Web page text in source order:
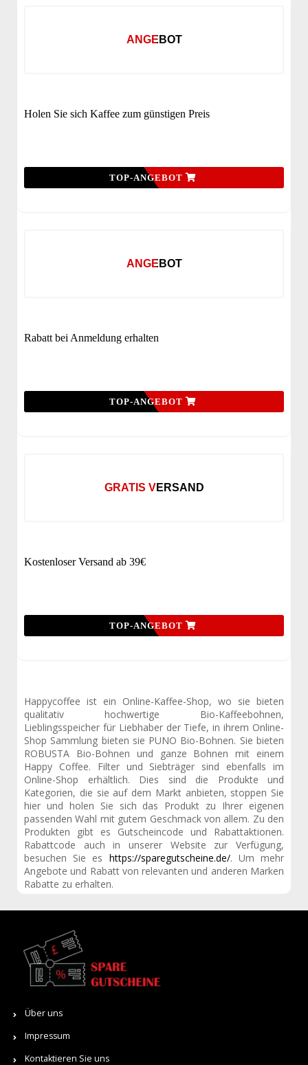
ANGEBOT
Holen Sie sich Kaffee zum günstigen Preis
TOP-ANGEBOT
ANGEBOT
Rabatt bei Anmeldung erhalten
TOP-ANGEBOT
GRATIS VERSAND
Kostenloser Versand ab 39€
TOP-ANGEBOT
Happycoffee ist ein Online-Kaffee-Shop, wo sie bieten
qualitativ hochwertige Bio-Kaffeebohnen,
Lieblingsspeicher für Liebhaber der Tiefe, in ihrem Online-
Shop Sammlung bieten sie PUNO Bio-Bohnen. Sie bieten
ROBUSTA Bio-Bohnen und ganze Bohnen mit einem
Happy Coffee. Filter und Siebträger sind ebenfalls im
Online-Shop erhältlich. Dies sind die Produkte und
Kategorien, die sie auf dem Markt anbieten, stoppen Sie
hier und holen Sie sich das Produkt zu Ihrer eigenen
passenden Wahl mit gutem Geschmack von allem. Zu den
Produkten gibt es Gutscheincode und Rabattaktionen.
Rabattcode auch in unserer Website zur Verfügung,
besuchen Sie es https://sparegutscheine.de/. Um mehr
Angebote und Rabatt von relevanten und anderen Marken
Rabatte zu erhalten.
Über uns
Impressum
Kontaktieren Sie uns